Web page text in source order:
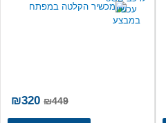
הנוכחי
₪449
המחיר
המקורי
₪320